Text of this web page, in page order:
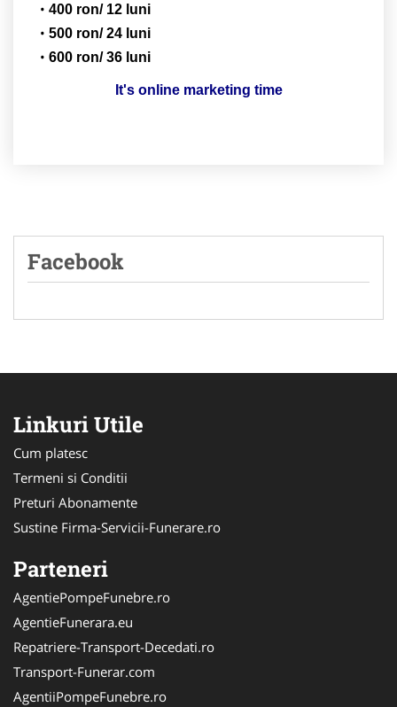
400 ron/ 12 luni
500 ron/ 24 luni
600 ron/ 36 luni
It's online marketing time
Facebook
Linkuri Utile
Cum platesc
Termeni si Conditii
Preturi Abonamente
Sustine Firma-Servicii-Funerare.ro
Parteneri
AgentiePompeFunebre.ro
AgentieFunerara.eu
Repatriere-Transport-Decedati.ro
Transport-Funerar.com
AgentiiPompeFunebre.ro